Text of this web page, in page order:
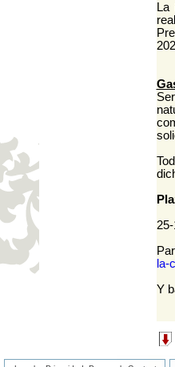
la-
Y